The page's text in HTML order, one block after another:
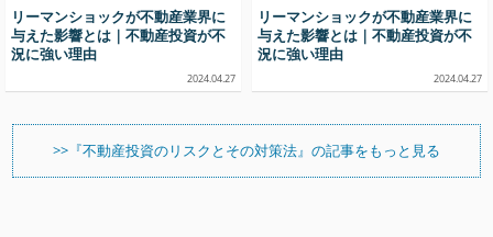
リーマンショックが不動産業界に
与えた影響とは｜不動産投資が不
況に強い理由
2024.04.27
リーマンショックが不動産業界に
与えた影響とは｜不動産投資が不
況に強い理由
2024.04.27
>>『不動産投資のリスクとその対策法』の記事をもっと見る